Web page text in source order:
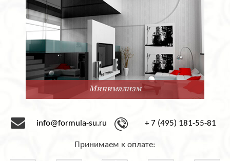
Минимализм
info@formula-su.ru + 7 (495) 181-55-81
Принимаем к оплате: